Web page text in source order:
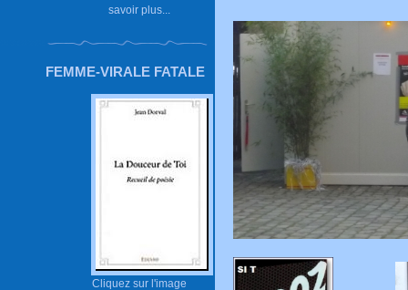
savoir plus...
FEMME-VIRALE FATALE
Cliquez sur l'image